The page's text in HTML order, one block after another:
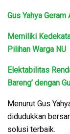
Gus Yahya
Memiliki
Pilihan Warga NU
Elektabilitas
Bareng’ dengan
Menurut Gus
didudukkan
solusi terbaik.